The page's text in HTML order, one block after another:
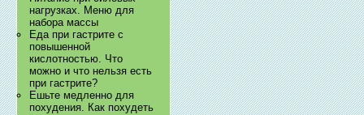
нагрузках. Меню для
набора массы
Еда при гастрите с
повышенной
кислотностью. Что
можно и что нельзя есть
при гастрите?
Ешьте медленно для
похудения. Как похудеть